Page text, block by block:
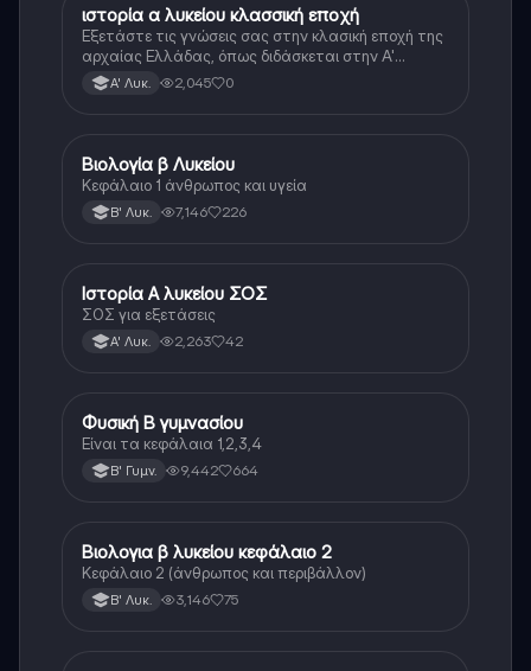
Ιστορία
ιστορία α λυκείου κλασσική εποχή
Εξετάστε τις γνώσεις σας στην κλασική εποχή της
αρχαίας Ελλάδας, όπως διδάσκεται στην Α'
Λυκείου.Α' Λυκ. 2,045 0
Βιολογία
Βιολογία β Λυκείου
Κεφάλαιο 1 άνθρωπος και υγεία
Β' Λυκ. 7,146 226
Ιστορία
Ιστορία Α λυκείου ΣΟΣ
ΣΟΣ για εξετάσεις
Α' Λυκ. 2,263 42
Φυσική
Φυσική Β γυμνασίου
Είναι τα κεφάλαια 1,2,3,4
Β' Γυμν. 9,442 664
Βιολογία
Βιολογια β λυκείου κεφάλαιο 2
Κεφάλαιο 2 (άνθρωπος και περιβάλλον)
Β' Λυκ. 3,146 75